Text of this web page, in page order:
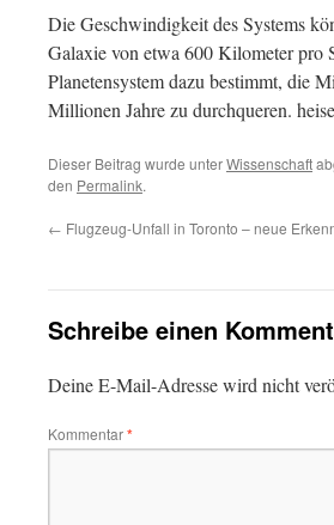
Die Geschwindigkeit des Systems
Galaxie von etwa 600 Kilometer pro
Planetensystem dazu bestimmt, die
Millionen Jahre zu durchqueren. heise
Dieser Beitrag wurde unterWissenschaft
den Permalink.
← Flugzeug-Unfall in Toronto – neue
Schreibe einen
Deine E-Mail-Adresse wird nicht
Kommentar*